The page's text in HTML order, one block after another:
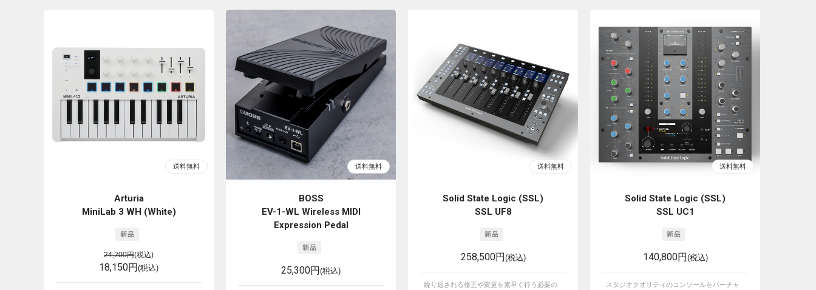
Arturia
MiniLab 3 WH (White)
24,200円(税込)
18,150円(税込)
BOSS
EV-1-WL Wireless MIDI
Expression Pedal
25,300円(税込)
Solid State Logic (SSL)
SSL UF8
258,500円(税込)
繰り返される修正や変更を素早く行う必要の
Solid State Logic (SSL)
SSL UC1
140,800円(税込)
スタジオクオリティのコンソールをバーチャ